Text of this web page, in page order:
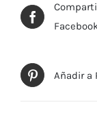
Añadir a